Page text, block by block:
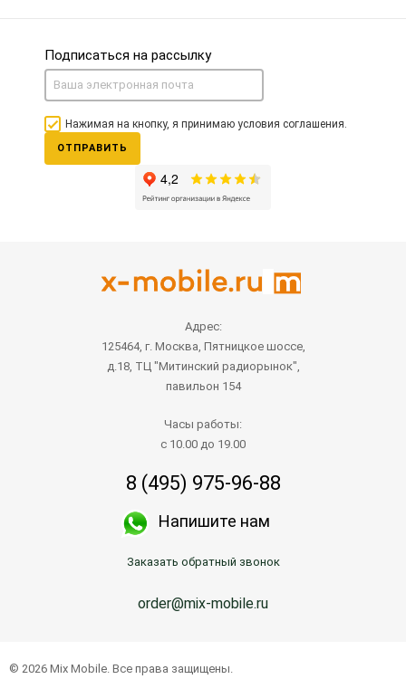
Подписаться на рассылку
Нажимая на кнопку, я принимаю условия соглашения.
ОТПРАВИТЬ
Адрес:
125464, г. Москва, Пятницкое шоссе,
д.18, ТЦ "Митинский радиорынок",
павильон 154
Часы работы:
с 10.00 до 19.00
8 (495) 975-96-88
Напишите нам
Заказать обратный звонок
order@mix-mobile.ru
© 2026 Mix Mobile. Все права защищены.